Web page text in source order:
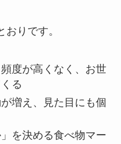
りです。
度が高くなく、お世
る
増え、見た目にも個
を決める食べ物マー